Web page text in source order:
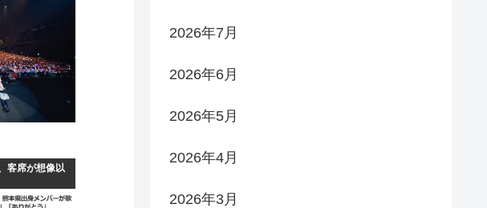
客席が想像以
2026年7月
2026年6月
2026年5月
2026年4月
2026年3月